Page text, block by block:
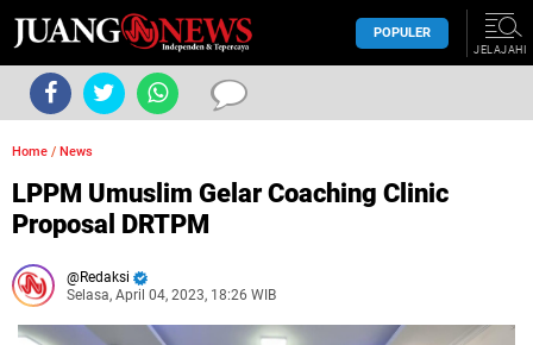
POPULER
JELAJAHI
Home / News
LPPM Umuslim Gelar Coaching Clinic
Proposal DRTPM
Redaksi
Selasa, April 04, 2023, 18:26 WIB